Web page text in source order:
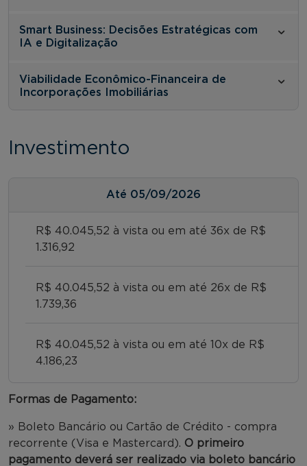
Smart Business: Decisões Estratégicas com
IA e Digitalização
Viabilidade Econômico-Financeira de
Incorporações Imobiliárias
Investimento
Até 05/09/2026
R$ 40.045,52 à vista ou em até 36x de R$
1.316,92
R$ 40.045,52 à vista ou em até 26x de R$
1.739,36
R$ 40.045,52 à vista ou em até 10x de R$
4.186,23
Formas de Pagamento:
» Boleto Bancário ou Cartão de Crédito - compra
recorrente (Visa e Mastercard). O primeiro
pagamento deverá ser realizado via boleto bancário